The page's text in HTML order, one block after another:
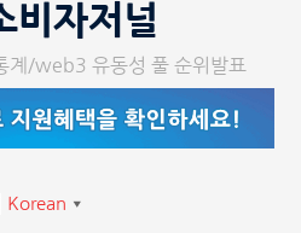
비자저널
계/web3 유동성 풀 순위발표
Korean ▼